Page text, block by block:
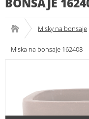
Misky na bonsaje
Miska na bonsaje 162408